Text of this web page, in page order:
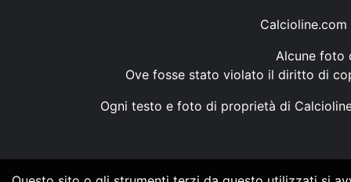
Alcune foto
Ove fosse stato violato il diritto di
Ogni testo e foto di proprietà di